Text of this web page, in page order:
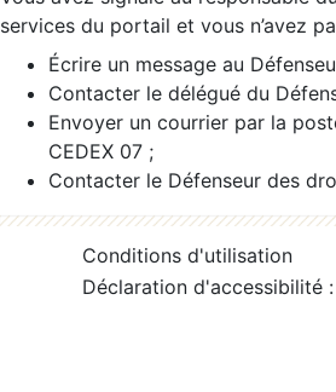
services du portail et vous n’avez
Écrire un message au
Contacter le délégué du
Envoyer un courrier par la
CEDEX 07 ;
Contacter le Défenseur des
Conditions d'utilisation
Déclaration d'accessibilité